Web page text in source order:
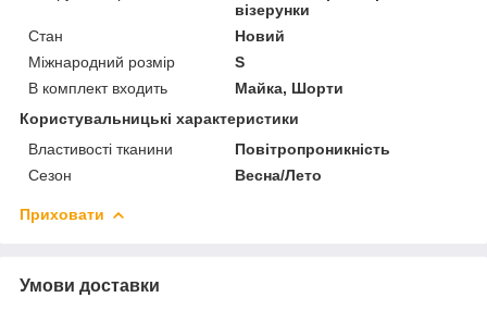
візерунки
Стан
Новий
Міжнародний розмір
S
В комплект входить
Майка, Шорти
Користувальницькі характеристики
Властивості тканини
Повітропроникність
Сезон
Весна/Лето
Приховати
Умови доставки